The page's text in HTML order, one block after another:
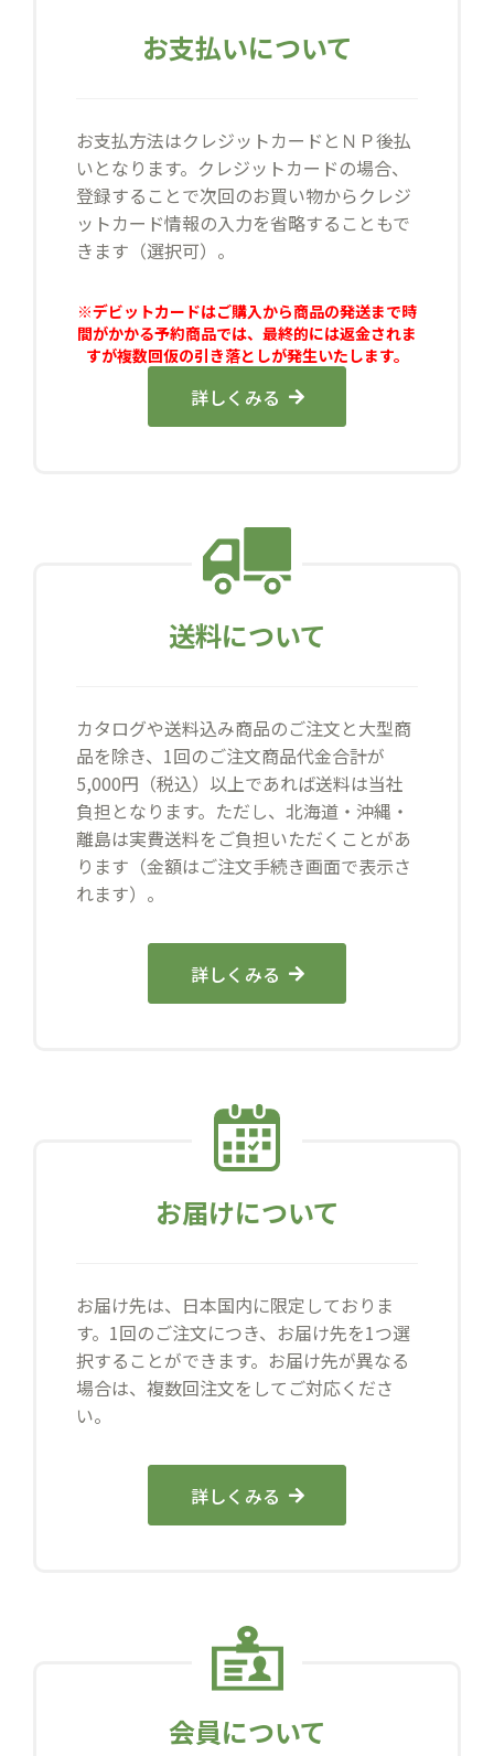
お支払いについて
お支払方法はクレジットカードとＮＰ後払
いとなります。クレジットカードの場合、
登録することで次回のお買い物からクレジ
ットカード情報の入力を省略することもで
きます（選択可）。
※デビットカードはご購入から商品の発送まで時
間がかかる予約商品では、最終的には返金されま
すが複数回仮の引き落としが発生いたします。
詳しくみる
送料について
カタログや送料込み商品のご注文と大型商
品を除き、1回のご注文商品代金合計が
5,000円（税込）以上であれば送料は当社
負担となります。ただし、北海道・沖縄・
離島は実費送料をご負担いただくことがあ
ります（金額はご注文手続き画面で表示さ
れます）。
詳しくみる
お届けについて
お届け先は、日本国内に限定しておりま
す。1回のご注文につき、お届け先を1つ選
択することができます。お届け先が異なる
場合は、複数回注文をしてご対応くださ
い。
詳しくみる
会員について